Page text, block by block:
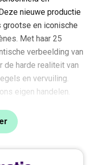
nieuwe productie
grootse en iconische
Met haar 25
verbeelding van
de harde realiteit van
en vervuiling.
eigen handelen.
van dans,
fysiek als
tegenhanger